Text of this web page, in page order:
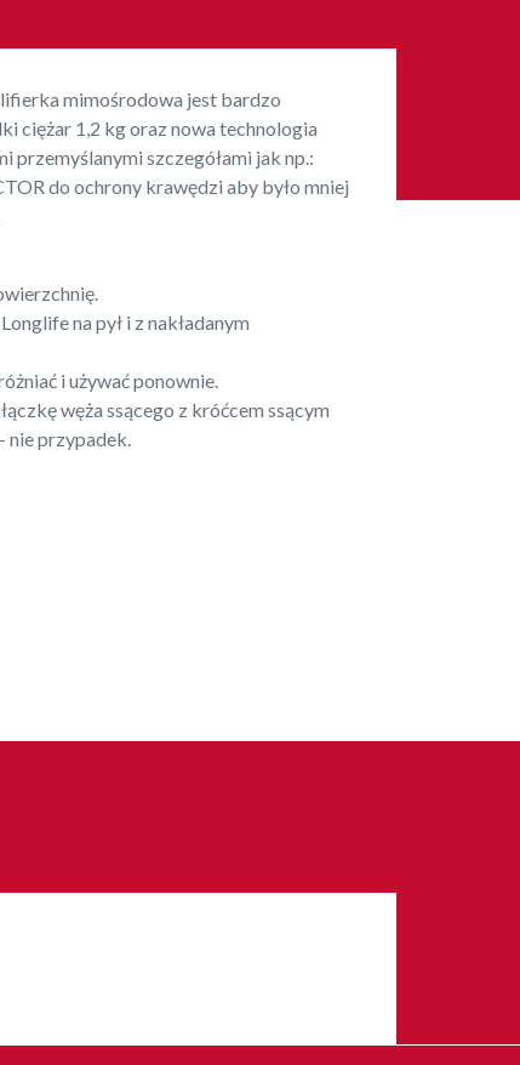
mimośrodowa jest bardzo
ciężar 1,2 kg oraz nowa technologia
szczegółami jak np.:
do ochrony krawędzi aby było mniej
na pył i z nakładanym
i używać ponownie.
węża ssącego z króćcem ssącym
nie przypadek.